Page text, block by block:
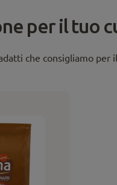
per il tuo
che consigliamo per